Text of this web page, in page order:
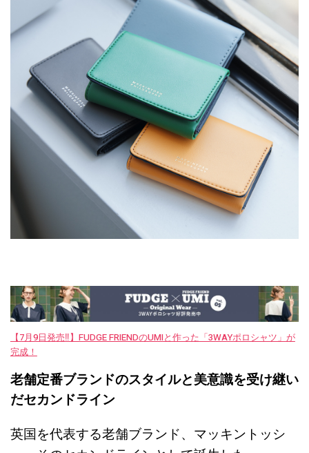
【7月9日発売‼︎】FUDGE FRIENDのUMIと作った「3WAYポロシャツ」が
完成！
老舗定番ブランドのスタイルと美意識を受け継い
だセカンドライン
英国を代表する老舗ブランド、マッキントッシ